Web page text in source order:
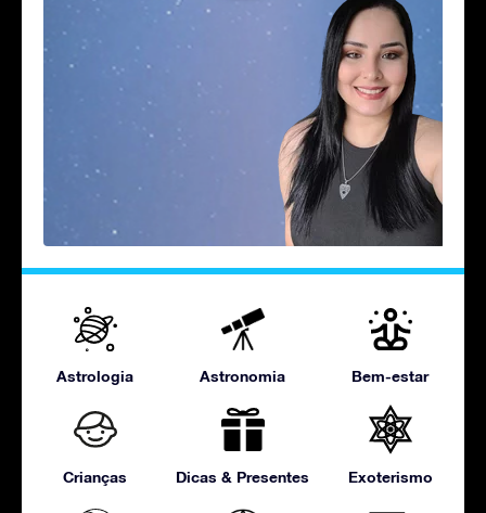
Astrologia Astronomia Bem-estar
Crianças Dicas & Presentes Exoterismo